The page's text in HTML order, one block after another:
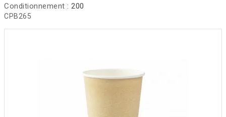
Conditionnement : 200
CPB265